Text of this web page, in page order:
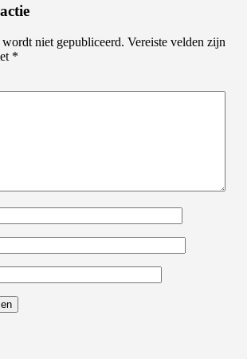
wordt niet gepubliceerd. Vereiste velden zijn
*